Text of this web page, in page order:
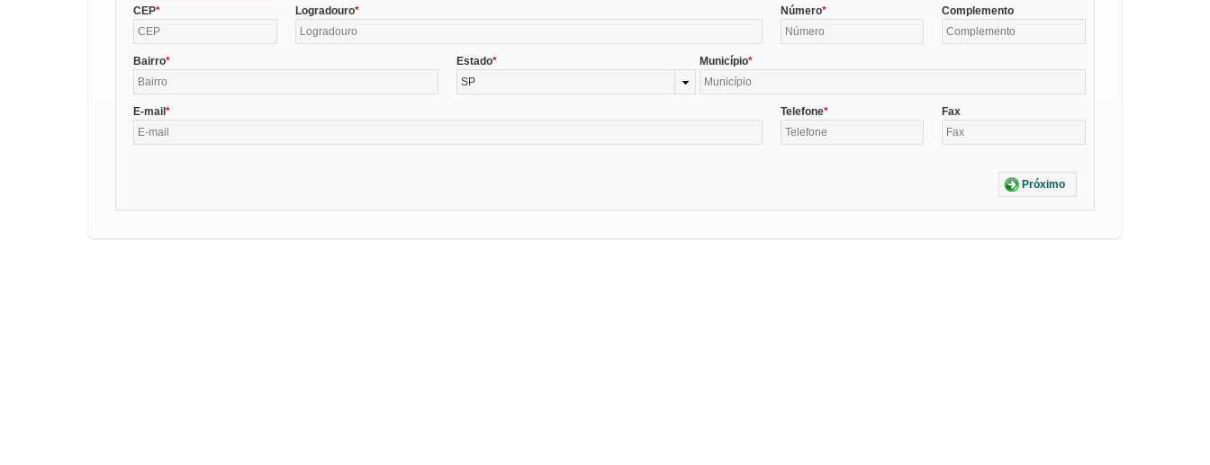
CEP Logradouro Número Complemento
Bairro
Estado
SP
Município
E-mail Telefone Fax
Próximo